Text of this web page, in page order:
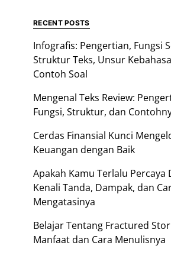
RECENT POSTS
Infografis: Pengertian, Fungsi
Struktur Teks, Unsur
Contoh Soal
Mengenal Teks Review:
Fungsi, Struktur, dan
Cerdas Finansial Kunci
Keuangan dengan Baik
Apakah Kamu Terlalu Percaya
Kenali Tanda, Dampak, dan
Mengatasinya
Belajar Tentang Fractured
Manfaat dan Cara Menulisnya